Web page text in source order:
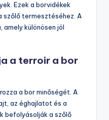
Ezek a borvidékek
szőlő termesztéséhez. A
amely különösen jól
a terroir a bor
a bor minőségét. A
az éghajlatot és a
befolyásolják a szőlő